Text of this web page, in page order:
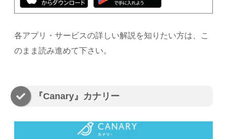
各アプリ・サービスの詳しい解説を知りたい方は、こ
のまま読み進めて下さい。
『Canary』カナリー